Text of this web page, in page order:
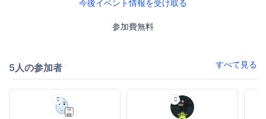
今後イベント情報を受け取る
参加費無料
5人の参加者 すべて見る